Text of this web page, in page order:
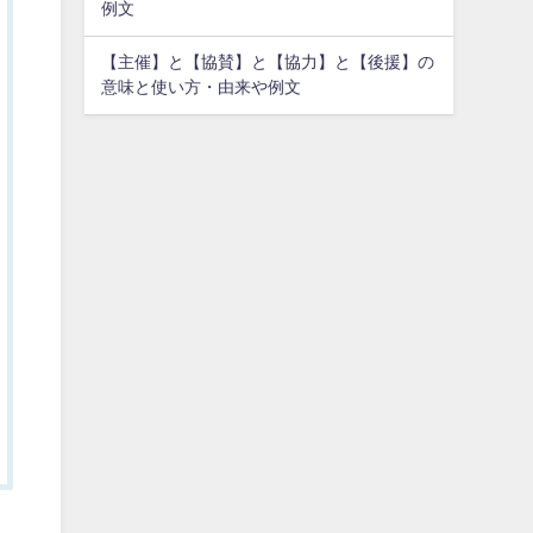
例文
【主催】と【協賛】と【協力】と【後援】の
意味と使い方・由来や例文